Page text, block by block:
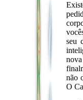
seu
não
O